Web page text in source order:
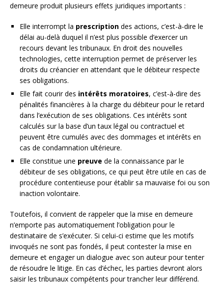
demeure produit plusieurs effets juridiques importants :
Elle interrompt la prescription des actions, c’est-à-dire le
délai au-delà duquel il n’est plus possible d’exercer un
recours devant les tribunaux. En droit des nouvelles
technologies, cette interruption permet de préserver les
droits du créancier en attendant que le débiteur respecte
ses obligations.
Elle fait courir des intérêts moratoires, c’est-à-dire des
pénalités financières à la charge du débiteur pour le retard
dans l’exécution de ses obligations. Ces intérêts sont
calculés sur la base d’un taux légal ou contractuel et
peuvent être cumulés avec des dommages et intérêts en
cas de condamnation ultérieure.
Elle constitue une preuve de la connaissance par le
débiteur de ses obligations, ce qui peut être utile en cas de
procédure contentieuse pour établir sa mauvaise foi ou son
inaction volontaire.
Toutefois, il convient de rappeler que la mise en demeure
n’emporte pas automatiquement l’obligation pour le
destinataire de s’exécuter. Si celui-ci estime que les motifs
invoqués ne sont pas fondés, il peut contester la mise en
demeure et engager un dialogue avec son auteur pour tenter
de résoudre le litige. En cas d’échec, les parties devront alors
saisir les tribunaux compétents pour trancher leur différend.